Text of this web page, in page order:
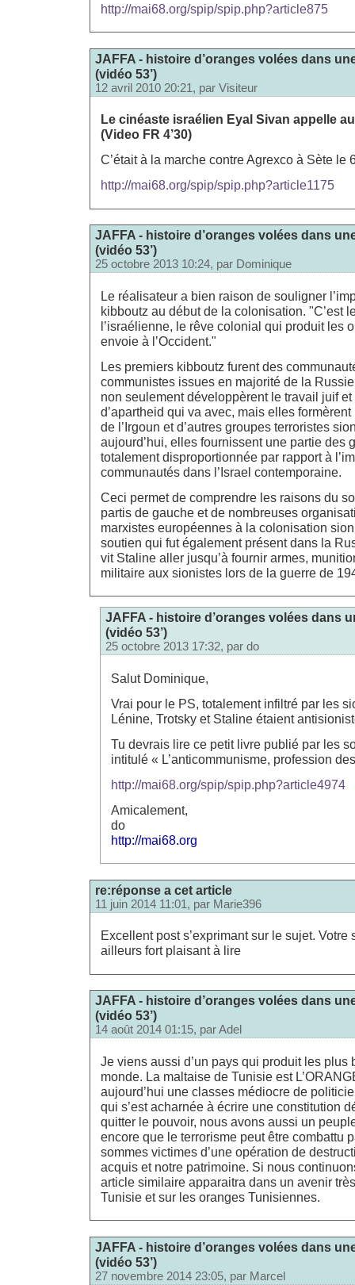
http://mai68.org/spip/spip.php?article875
JAFFA - histoire d’oranges volées dans
(vidéo 53’)
12 avril 2010 20:21, par Visiteur
Le cinéaste israélien Eyal Sivan appelle
(Video FR 4’30)
C’était à la marche contre Agrexco à Sète le
http://mai68.org/spip/spip.php?article1175
JAFFA - histoire d’oranges volées dans
(vidéo 53’)
25 octobre 2013 10:24, par Dominique
Le réalisateur a bien raison de souligner
kibboutz au début de la colonisation. "C’est
l’israélienne, le rêve colonial qui produit les
envoie à l’Occident."
Les premiers kibboutz furent des
communistes issues en majorité de la
non seulement développèrent le travail juif
d’apartheid qui va avec, mais elles
de l’Irgoun et d’autres groupes terroristes
aujourd’hui, elles fournissent une partie des
totalement disproportionnée par rapport à
communautés dans l’Israel contemporaine.
Ceci permet de comprendre les raisons du
partis de gauche et de nombreuses
marxistes européennes à la colonisation
soutien qui fut également présent dans la
vit Staline aller jusqu’à fournir armes,
militaire aux sionistes lors de la guerre de
JAFFA - histoire d’oranges volées dans
(vidéo 53’)
25 octobre 2013 17:32, par do
Salut Dominique,
Vrai pour le PS, totalement infiltré par les
Lénine, Trotsky et Staline étaient
Tu devrais lire ce petit livre publié par les
intitulé « L’anticommunisme, profession
http://mai68.org/spip/spip.php?article4974
Amicalement,
do
http://mai68.org
re:réponse a cet article
11 juin 2014 11:01, par Marie396
Excellent post s’exprimant sur le sujet. Votre
ailleurs fort plaisant à lire
JAFFA - histoire d’oranges volées dans
(vidéo 53’)
14 août 2014 01:15, parAdel
Je viens aussi d’un pays qui produit les plus
monde. La maltaise de Tunisie est
aujourd’hui une classes médiocre de
qui s’est acharnée à écrire une constitution
quitter le pouvoir, nous avons aussi un
encore que le terrorisme peut être combattu
sommes victimes d’une opération de
acquis et notre patrimoine. Si nous
article similaire apparaitra dans un avenir
Tunisie et sur les oranges Tunisiennes.
JAFFA - histoire d’oranges volées dans
(vidéo 53’)
27 novembre 2014 23:05, par Marcel